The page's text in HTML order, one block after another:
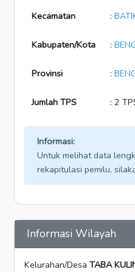
Kecamatan :
Kabupaten/Kota :
Provinsi :
Jumlah TPS : 2
Informasi:
Untuk melihat data
rekapitulasi pemilu,
Informasi Wilayah
Kelurahan/Desa TABA